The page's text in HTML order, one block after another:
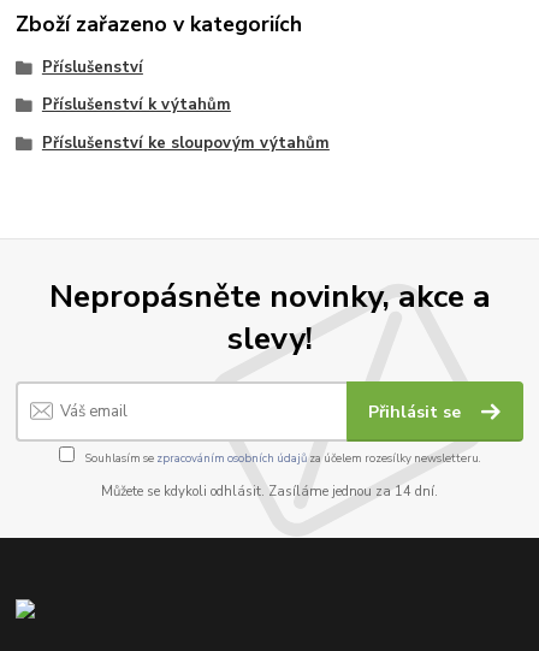
Zboží zařazeno v kategoriích
Příslušenství
Příslušenství k výtahům
Příslušenství ke sloupovým výtahům
Nepropásněte novinky, akce a
slevy!
Přihlásit se
Souhlasím se zpracováním osobních údajůza účelem rozesílky newsletteru.
Můžete se kdykoli odhlásit. Zasíláme jednou za 14 dní.